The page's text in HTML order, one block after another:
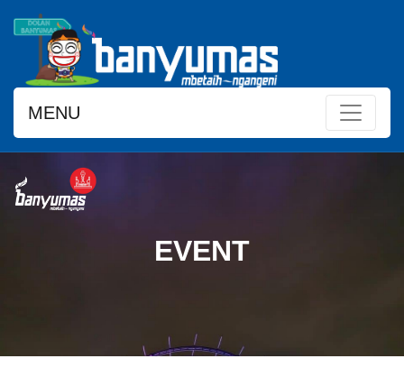
MENU
EVENT